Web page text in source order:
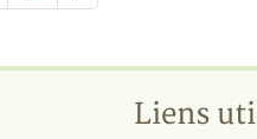
Liens